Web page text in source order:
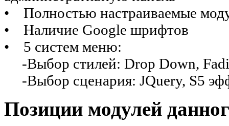
• Полностью настраиваемые
• Наличие Google шрифтов
• 5 систем меню:
-Выбор стилей: Drop Down,
-Выбор сценария: JQuery, S5
Позиции модулей